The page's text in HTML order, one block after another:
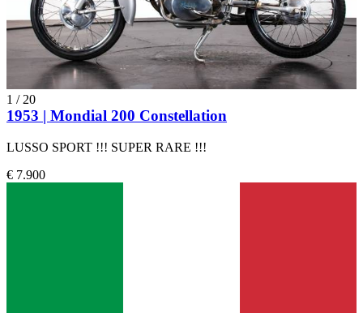
1 / 20
1953 | Mondial 200 Constellation
LUSSO SPORT !!! SUPER RARE !!!
€ 7.900